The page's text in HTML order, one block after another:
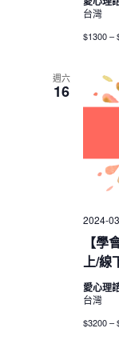
台灣
$1300 –
週六
16
【
上/線
2024-
愛心理
台灣
$3200 –